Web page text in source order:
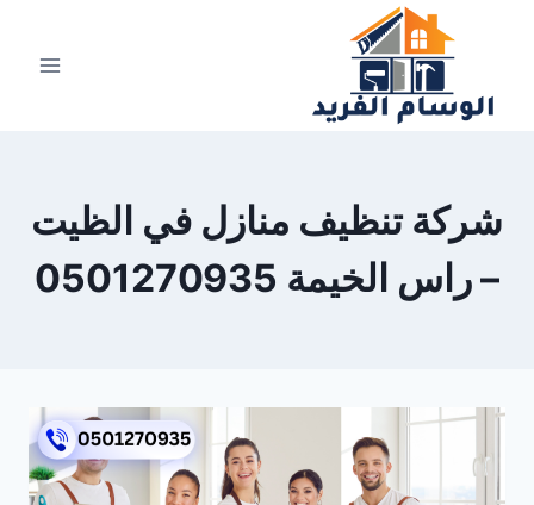
شركة تنظيف منازل في الظيت
– راس الخيمة 0501270935